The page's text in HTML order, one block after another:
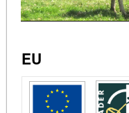
ÖPPEN GÅRD
EU